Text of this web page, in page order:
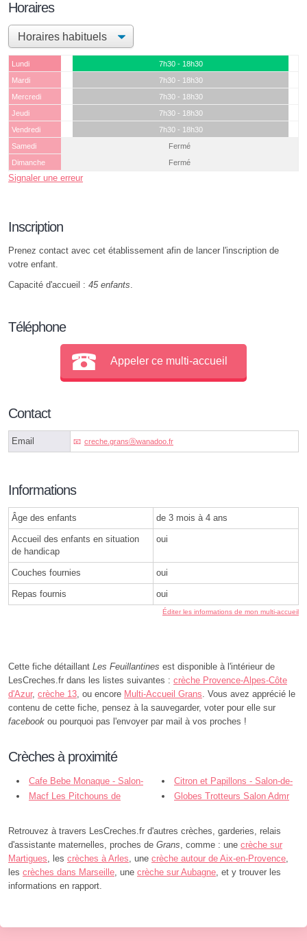
Horaires
Lundi
7h30 - 18h30
Mardi
7h30 - 18h30
Mercredi
7h30 - 18h30
Jeudi
7h30 - 18h30
Vendredi
7h30 - 18h30
Samedi
Fermé
Dimanche
Fermé
Signaler une erreur
Inscription
Prenez contact avec cet établissement afin de lancer l'inscription de
votre enfant.
Capacité d'accueil : 45 enfants
Téléphone
Appeler ce multi-accueil
Contact
Email creche.gransⓐwanadoo.fr
Informations
Âge des enfants de 3 mois à 4 ans
Accueil des enfants en situation
de handicap
oui
Couches fournies oui
Repas fournis oui
Éditer les informations de mon multi-accueil
Cette fiche détaillant Les Feuillantines est disponible à l'intérieur de
LesCreches.fr dans les listes suivantes : crèche Provence-Alpes-Côte
d'Azur, crèche 13 , ou encore Multi-Accueil Grans . Vous avez apprécié le
contenu de cette fiche, pensez à la sauvegarder, voter pour elle sur
facebook ou pourquoi pas l'envoyer par mail à vos proches !
Crèches à proximité
Cafe Bebe Monaque - Salon-
de-Provence
Citron et Papillons - Salon-de-
Provence
Macf Les Pitchouns de
Globes Trotteurs Salon Admr
Retrouvez à travers LesCreches.fr d'autres crèches, garderies, relais
d'assistante maternelles, proches de Grans , comme : une crèche sur
Martigues , les crèches à Arles , une crèche autour de Aix-en-Provence
les crèches dans Marseille , une crèche sur Aubagne , et y trouver les
informations en rapport.